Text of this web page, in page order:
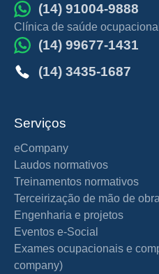
(14) 91004-9888
Clínica de saúde ocupacional
(14) 99677-1431
(14) 3435-1687
Serviços
eCompany
Laudos normativos
Treinamentos normativos
Terceirização de mão de
Engenharia e projetos
Eventos e-Social
Exames ocupacionais e
company)